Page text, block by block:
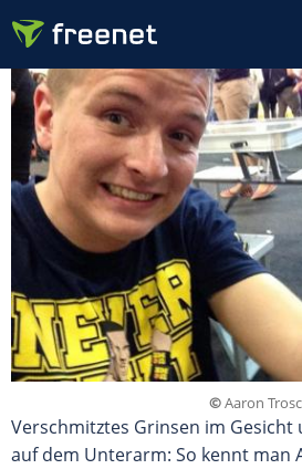
©Aaron
Verschmitztes Grinsen im
auf dem Unterarm: So kennt man